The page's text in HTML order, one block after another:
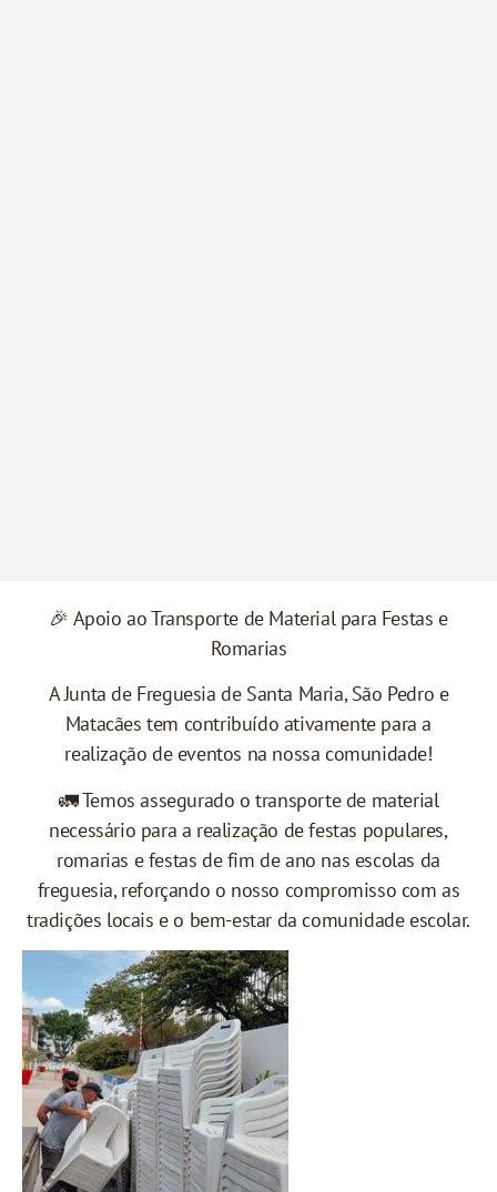
🎉 Apoio ao Transporte de Material para Festas e
Romarias
A Junta de Freguesia de Santa Maria, São Pedro e
Matacães tem contribuído ativamente para a
realização de eventos na nossa comunidade!
🚛 Temos assegurado o transporte de material
necessário para a realização de festas populares,
romarias e festas de fim de ano nas escolas da
freguesia, reforçando o nosso compromisso com as
tradições locais e o bem-estar da comunidade escolar.